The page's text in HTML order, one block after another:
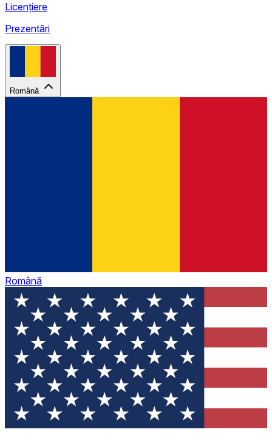
Licențiere
Prezentări
Română
Română